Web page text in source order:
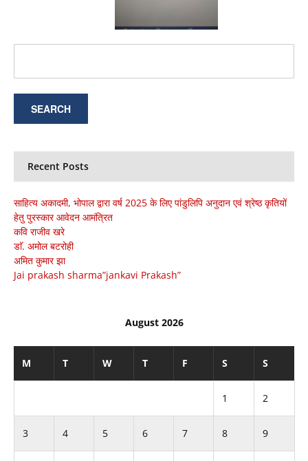
Recent Posts
साहित्य अकादमी, भोपाल द्वारा वर्ष 2025 के लिए पांडुलिपि अनुदान एवं श्रेष्ठ कृतियों
हेतु पुरस्कार आवेदन आमंत्रित
कवि राजीव खरे
डाॅ. अमोल बटरोही
अमित कुमार झा
Jai prakash sharma”jankavi Prakash”
August 2026
M T W T F S S
1 2
3 4 5 6 7 8 9